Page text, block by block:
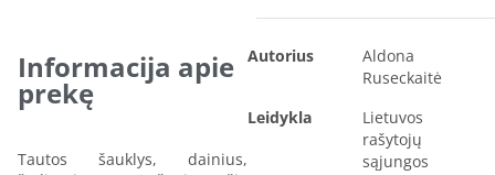
Informacija apie
prekę
Tautos šauklys, dainius,
Autorius
Aldona
Ruseckaitė
Leidykla
Lietuvos
rašytojų
sąjungos